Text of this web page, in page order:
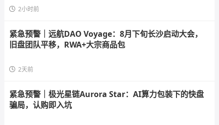
2小时前
紧急预警｜远航DAO Voyage：8月下旬长沙启动大会，
旧盘团队平移，RWA+大宗商品包
2天前
紧急预警｜极光星链Aurora Star：AI算力包装下的快盘
骗局，认购即入坑